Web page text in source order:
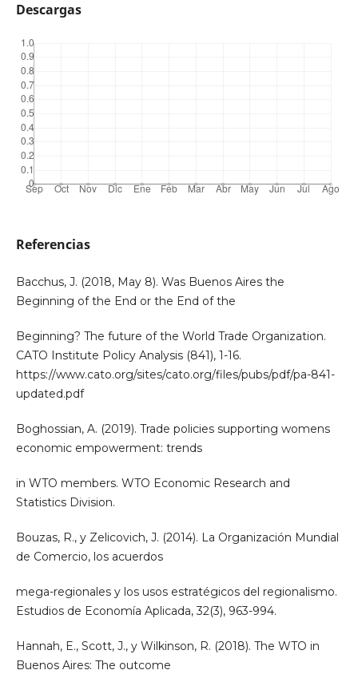
Descargas
Referencias
Bacchus, J. (2018, May 8). Was Buenos Aires the
Beginning of the End or the End of the
Beginning? The future of the World Trade Organization.
CATO Institute Policy Analysis (841), 1-16.
https://www.cato.org/sites/cato.org/files/pubs/pdf/pa-841-
updated.pdf
Boghossian, A. (2019). Trade policies supporting womens
economic empowerment: trends
in WTO members. WTO Economic Research and
Statistics Division.
Bouzas, R., y Zelicovich, J. (2014). La Organización Mundial
de Comercio, los acuerdos
mega-regionales y los usos estratégicos del regionalismo.
Estudios de Economía Aplicada, 32(3), 963-994.
Hannah, E., Scott, J., y Wilkinson, R. (2018). The WTO in
Buenos Aires: The outcome